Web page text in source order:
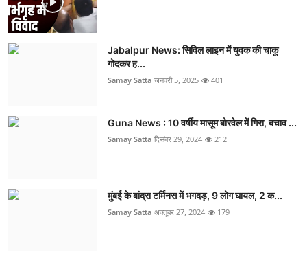
Jabalpur News: सिविल लाइन में युवक की चाकू
गोदकर ह...
Samay Satta जनवरी 5, 2025 401
Guna News : 10 वर्षीय मासूम बोरवेल में गिरा, बचाव ...
Samay Satta दिसंबर 29, 2024 212
मुंबई के बांद्रा टर्मिनस में भगदड़, 9 लोग घायल, 2 क...
Samay Satta अक्तूबर 27, 2024 179